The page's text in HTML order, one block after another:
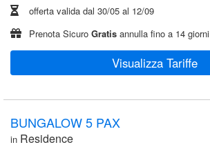
offerta valida dal 30/05 al 12/09
Prenota Sicuro Gratis annulla fino a 14 giorni
Visualizza Tariffe
BUNGALOW 5 PAX
in Residence